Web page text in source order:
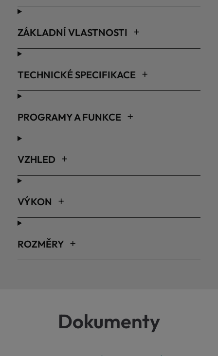
ZÁKLADNÍ VLASTNOSTI
TECHNICKÉ SPECIFIKACE
PROGRAMY A FUNKCE
VZHLED
VÝKON
ROZMĚRY
Dokumenty